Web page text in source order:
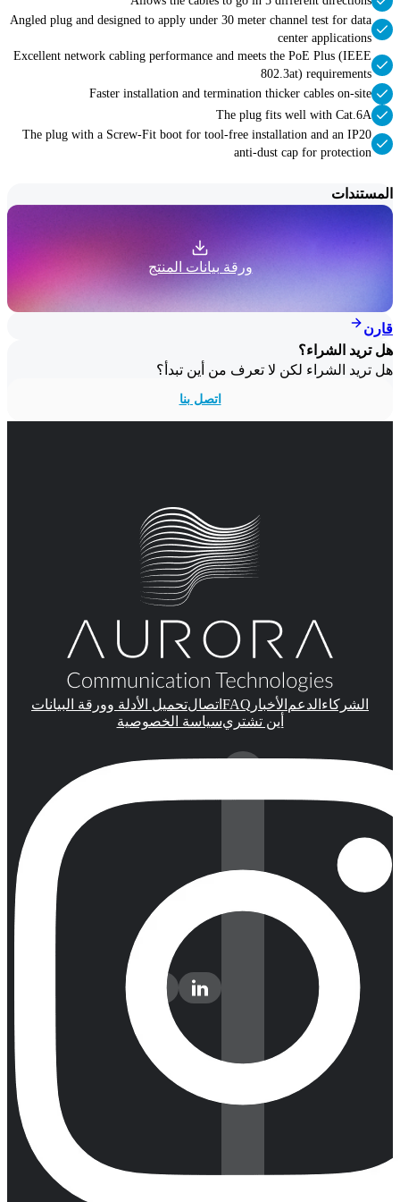
Angled plug and designed to apply under 30 meter channel test for data
center applications
Excellent network cabling performance and meets the PoE Plus (IEEE
802.3at) requirements
Faster installation and termination thicker cables on-site
The plug fits well with Cat.6A
The plug with a Screw-Fit boot for tool-free installation and an IP20
anti-dust cap for protection
المستندات
ورقة بيانات المنتج
قارن
هل تريد الشراء؟
هل تريد الشراء لكن لا تعرف من أين تبدأ؟
اتصل بنا
الشركاء الدعم الأخبار FAQ اتصالتحميل الأدلة وورقة البيانات
أين تشتريسياسة الخصوصية